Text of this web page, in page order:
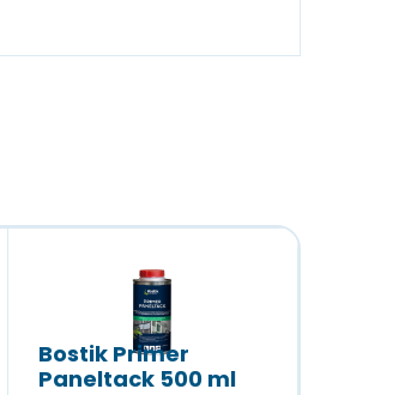
Bostik Primer
Paneltack 500 ml